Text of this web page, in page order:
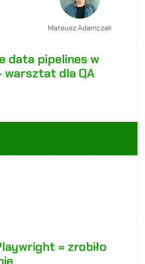
Mateusz Adamczak
data pipelines w
dla QA
= zrobiło